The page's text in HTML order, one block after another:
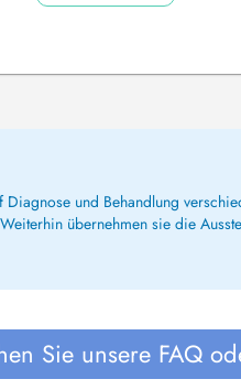
und Behandlung
übernehmen sie die
Sie unsere FAQ